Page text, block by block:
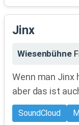
Jinx
Wiesenbühne
Wenn man Jinx
aber das ist
SoundCloud